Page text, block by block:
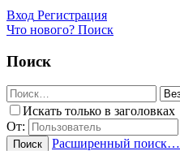
Вход Регистрация
Что нового? Поиск
Поиск
Искать только в заголовках
От:
Поиск Расширенный поиск…